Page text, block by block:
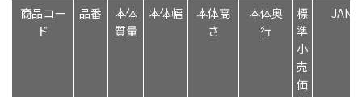
商品コー
ド
品番
本体
質量
本体幅
本体高
さ
本体奥
行
標
準
小
売
価
JAN